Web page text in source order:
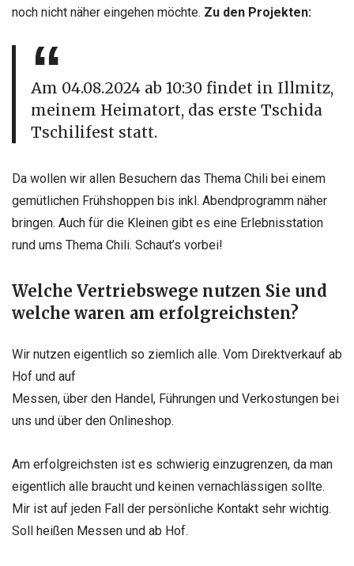
noch nicht näher eingehen möchte. Zu den Projekten:
Am 04.08.2024 ab 10:30 findet in Illmitz,
meinem Heimatort, das erste Tschida
Tschilifest statt.
Da wollen wir allen Besuchern das Thema Chili bei einem
gemütlichen Frühshoppen bis inkl. Abendprogramm näher
bringen. Auch für die Kleinen gibt es eine Erlebnisstation
rund ums Thema Chili. Schaut’s vorbei!
Welche Vertriebswege nutzen Sie und
welche waren am erfolgreichsten?
Wir nutzen eigentlich so ziemlich alle. Vom Direktverkauf ab
Hof und auf
Messen, über den Handel, Führungen und Verkostungen bei
uns und über den Onlineshop.
Am erfolgreichsten ist es schwierig einzugrenzen, da man
eigentlich alle braucht und keinen vernachlässigen sollte.
Mir ist auf jeden Fall der persönliche Kontakt sehr wichtig.
Soll heißen Messen und ab Hof.